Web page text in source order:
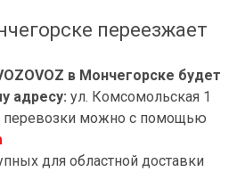
переезжает
в Мончегорске будет
адресу: ул. Комсомольская 1
перевозки можно с помощью
для областной доставки